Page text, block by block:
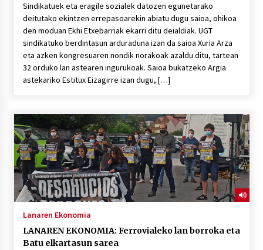
Sindikatuek eta eragile sozialek datozen egunetarako
deitutako ekintzen errepasoarekin abiatu dugu saioa, ohikoa
den moduan Ekhi Etxebarriak ekarri ditu deialdiak. UGT
sindikatuko berdintasun arduraduna izan da saioa Xuria Arza
eta azken kongresuaren nondik norakoak azaldu ditu, tartean
32 orduko lan astearen ingurukoak. Saioa bukatzeko Argia
astekariko Estitux Eizagirre izan dugu, […]
Lanaren Ekonomia
LANAREN EKONOMIA: Ferrovialeko lan borroka eta
Batu elkartasun sarea